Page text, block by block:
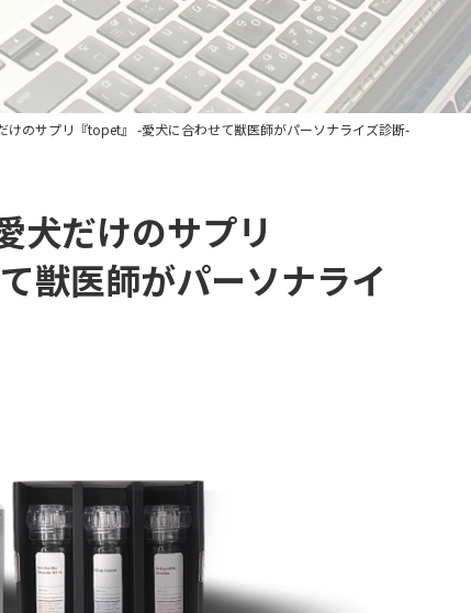
けのサプリ『topet』 -愛犬に合わせて獣医師がパーソナライズ診断-
犬だけのサプリ
獣医師がパーソナライ